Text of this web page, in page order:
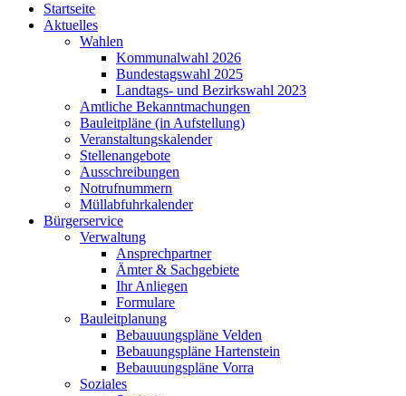
Startseite
Aktuelles
Wahlen
Kommunalwahl 2026
Bundestagswahl 2025
Landtags- und Bezirkswahl 2023
Amtliche Bekanntmachungen
Bauleitpläne (in Aufstellung)
Veranstaltungskalender
Stellenangebote
Ausschreibungen
Notrufnummern
Müllabfuhrkalender
Bürgerservice
Verwaltung
Ansprechpartner
Ämter & Sachgebiete
Ihr Anliegen
Formulare
Bauleitplanung
Bebauuungspläne Velden
Bebauungspläne Hartenstein
Bebauuungspläne Vorra
Soziales